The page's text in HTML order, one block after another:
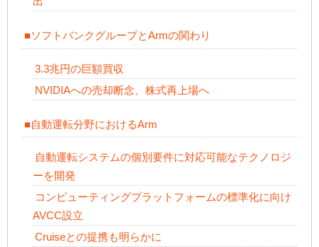
■ソフトバンクグループとArmの関わり
3.3兆円の巨額買収
NVIDIAへの売却断念、株式再上場へ
■自動運転分野におけるArm
自動運転システムの個別要件に対応可能なテクノロジ
ーを開発
コンピューティングプラットフォームの標準化に向け
AVCC設立
Cruiseとの提携も明らかに